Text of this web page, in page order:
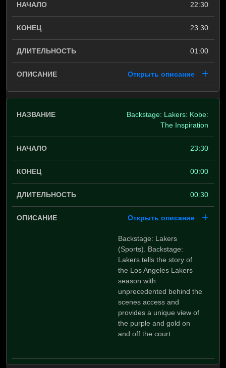
22:30
23:30
01:00
Открыть описание
Backstage: Lakers: Kobe:
The Inspiration
23:30
00:00
00:30
Открыть описание
Backstage: Lakers
(Sports). Backstage:
Lakers tells the story of
the Los Angeles Lakers
season with
unprecedented behind the
scenes access and
provides a unique view of
the purple and gold on
and off the court